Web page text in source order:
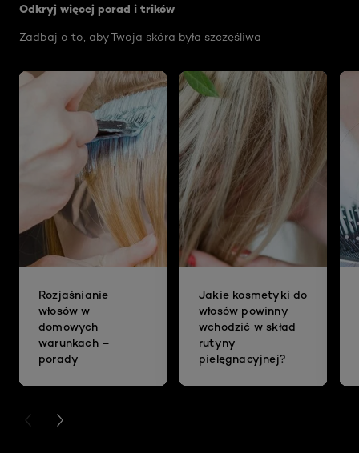
Odkryj więcej porad i trików
Zadbaj o to, aby Twoja skóra była szczęśliwa
Rozjaśnianie
włosów w
domowych
warunkach –
porady
Jakie kosmetyki do
włosów powinny
wchodzić w skład
rutyny
pielęgnacyjnej?
PREVIOUS CARD
NEXT CARD